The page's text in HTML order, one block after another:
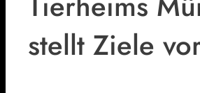
stellt Ziele